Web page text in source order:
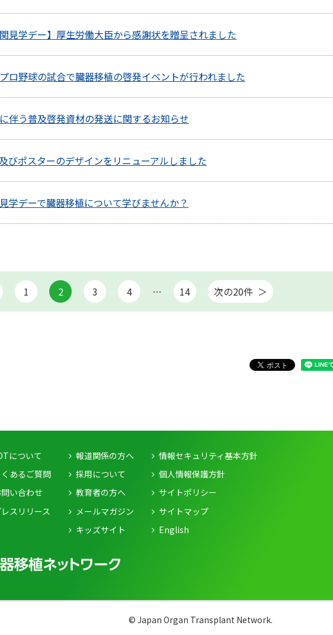
関見学デー】厚生労働大臣から感謝状を贈呈されました
プロ野球の試合で臓器移植の啓発イベントが行われました
伴う普及啓発資材の発送に関するお知らせ
びポスターのデザインをリニューアルしました
学デーで臓器移植について学びませんか？
1 2 3 4 … 14 次の20件
について
くあるご質問
問い合わせ
スリリース
報道関係の方へ
採用について
教育者の方へ
メールマガジン
キッズサイト
情報セキュリティ基本方針
個人情報保護方針
サイトポリシー
サイトマップ
English
© Japan Organ Transplant Network.